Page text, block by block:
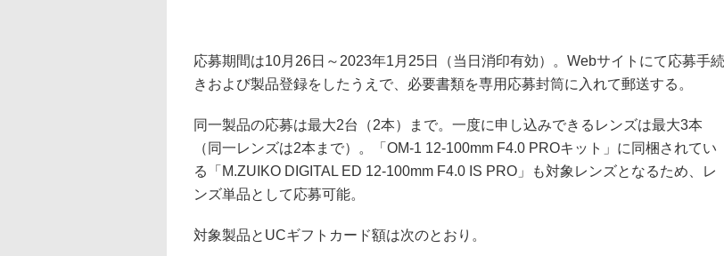
応募期間は10月26日～2023年1月25日（当日消印有効）。Webサイトにて応募手続
きおよび製品登録をしたうえで、必要書類を専用応募封筒に入れて郵送する。
同一製品の応募は最大2台（2本）まで。一度に申し込みできるレンズは最大3本
（同一レンズは2本まで）。「OM-1 12-100mm F4.0 PROキット」に同梱されてい
る「M.ZUIKO DIGITAL ED 12-100mm F4.0 IS PRO」も対象レンズとなるため、レ
ンズ単品として応募可能。
対象製品とUCギフトカード額は次のとおり。